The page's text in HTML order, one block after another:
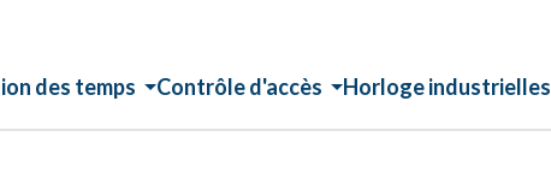
des temps Contrôle d'accès Horloge industrielles